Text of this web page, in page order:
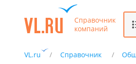
Справочник
компаний
VL.ru Справочник